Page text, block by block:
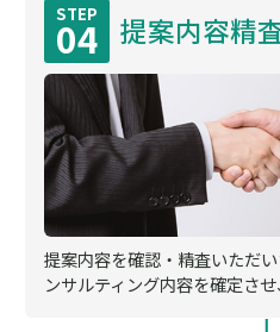
STEP
04 提案内容精
提案内容を確認・精査いただ
ンサルティング内容を確定させ